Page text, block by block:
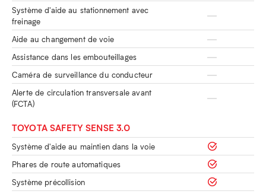
Système d'aide au stationnement avec
freinage
Aide au changement de voie
Assistance dans les embouteillages
Caméra de surveillance du conducteur
Alerte de circulation transversale avant
(FCTA)
TOYOTA SAFETY SENSE 3.0
Système d'aide au maintien dans la voie
Phares de route automatiques
Système précollision